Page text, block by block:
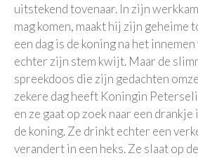
uitstekend tovenaar. In zijn
mag komen, maakt hij zijn geheime
een dag is de koning na het
echter zijn stem kwijt. Maar de
spreekdoos die zijn gedachten
zekere dag heeft Koningin
en ze gaat op zoek naar een
de koning. Ze drinkt echter een
verandert in een heks. Ze slaat op